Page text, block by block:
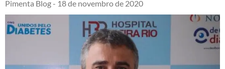
Pimenta Blog - 18 de novembro de 2020